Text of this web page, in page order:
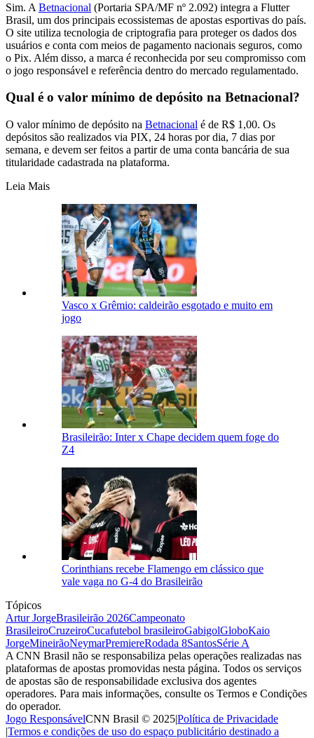
Sim. A Betnacional (Portaria SPA/MF nº 2.092) integra a Flutter
Brasil, um dos principais ecossistemas de apostas esportivas do país.
O site utiliza tecnologia de criptografia para proteger os dados dos
usuários e conta com meios de pagamento nacionais seguros, como
o Pix. Além disso, a marca é reconhecida por seu compromisso com
o jogo responsável e referência dentro do mercado regulamentado.
Qual é o valor mínimo de depósito na Betnacional?
O valor mínimo de depósito na Betnacional é de R$ 1,00. Os
depósitos são realizados via PIX, 24 horas por dia, 7 dias por
semana, e devem ser feitos a partir de uma conta bancária de sua
titularidade cadastrada na plataforma.
Leia Mais
Vasco x Grêmio: caldeirão esgotado e muito em
jogo
Brasileirão: Inter x Chape decidem quem foge do
Z4
Corinthians recebe Flamengo em clássico que
vale vaga no G-4 do Brasileirão
Tópicos
Artur JorgeBrasileirão 2026Campeonato
BrasileiroCruzeiroCucafutebol brasileiroGabigolGloboKaio
JorgeMineirãoNeymarPremiereRodada 8SantosSérie A
A CNN Brasil não se responsabiliza pelas operações realizadas nas
plataformas de apostas promovidas nesta página. Todos os serviços
de apostas são de responsabilidade exclusiva dos agentes
operadores. Para mais informações, consulte os Termos e Condições
do operador.
Jogo ResponsávelCNN Brasil © 2025|Política de Privacidade
|Termos e condições de uso do espaço publicitário destinado a